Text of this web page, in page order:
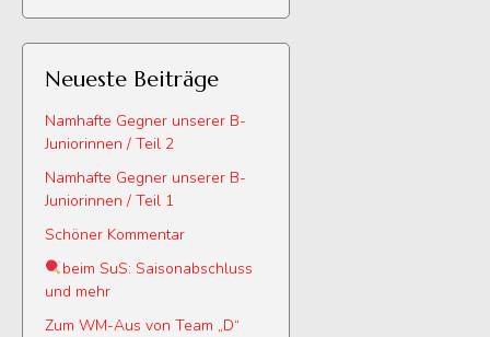
Neueste Beiträge
Namhafte Gegner unserer B-
Juniorinnen / Teil 2
Namhafte Gegner unserer B-
Juniorinnen / Teil 1
Schöner Kommentar
beim SuS: Saisonabschluss
und mehr
Zum WM-Aus von Team „D“